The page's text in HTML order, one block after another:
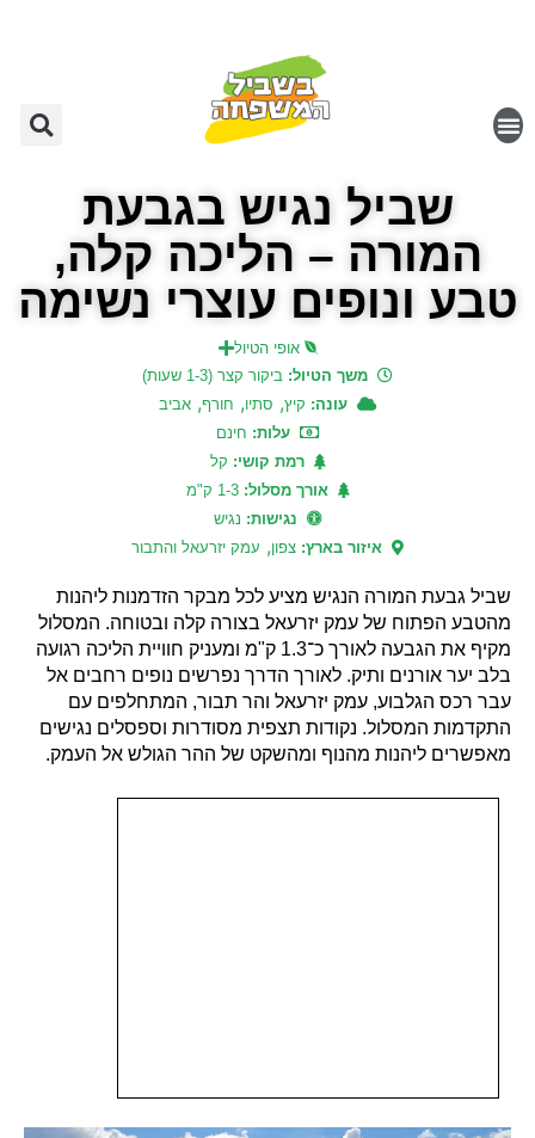
שביל נגיש בגבעת
המורה – הליכה קלה,
טבע ונופים עוצרי נשימה
אופי הטיול
משך הטיול: ביקור קצר (1-3 שעות)
עונה: קיץ, סתיו, חורף, אביב
עלות: חינם
רמת קושי: קל
אורך מסלול:1-3 ק"מ
נגישות: נגיש
איזור בארץ: צפון, עמק יזרעאל והתבור
שביל גבעת המורה הנגיש מציע לכל מבקר הזדמנות ליהנות
מהטבע הפתוח של עמק יזרעאל בצורה קלה ובטוחה. המסלול
מקיף את הגבעה לאורך כ־1.3 ק"מ ומעניק חוויית הליכה רגועה
בלב יער אורנים ותיק. לאורך הדרך נפרשים נופים רחבים אל
עבר רכס הגלבוע, עמק יזרעאל והר תבור, המתחלפים עם
התקדמות המסלול. נקודות תצפית מסודרות וספסלים נגישים
מאפשרים ליהנות מהנוף ומהשקט של ההר הגולש אל העמק.